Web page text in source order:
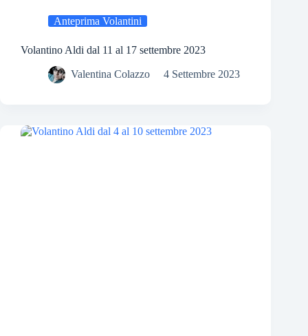
Anteprima Volantini
Volantino Aldi dal 11 al 17 settembre 2023
Valentina Colazzo 4 Settembre 2023